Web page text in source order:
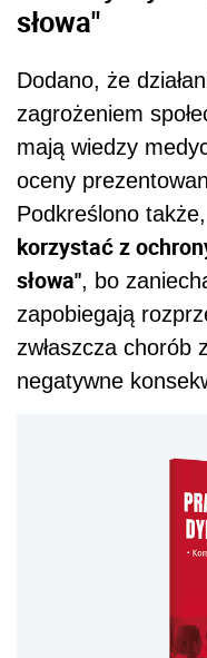
słowa"
Dodano, że
zagrożeniem
mają wiedzy
oceny
Podkreślono
korzystać z
słowa", bo
zapobiegają
zwłaszcza chorób
negatywne